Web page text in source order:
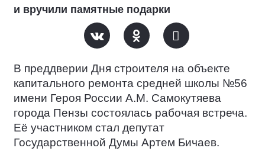
и вручили памятные подарки
В преддверии Дня строителя на объекте
капитального ремонта средней школы №56
имени Героя России А.М. Самокутяева
города Пензы состоялась рабочая встреча.
Её участником стал депутат
Государственной Думы Артем Бичаев.